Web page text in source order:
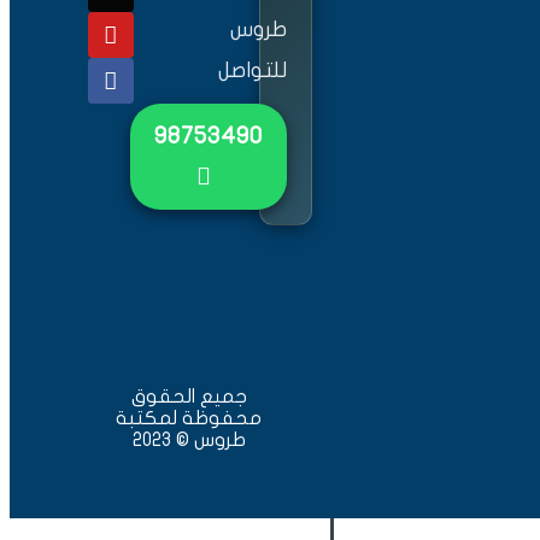
طروس
للتواصل
٩٨٧٥٣٤٩٠
جميع الحقوق
محفوظة لمكتبة
طروس © 2023